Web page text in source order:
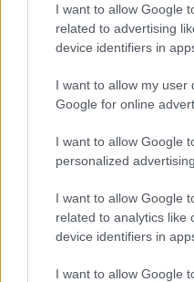
I want to allow Google
related to advertising
device identifiers in
I want to allow my user
Google for online
I want to allow Google
personalized advertising.
I want to allow Google
related to analytics like
device identifiers in
I want to allow Google
Continua a